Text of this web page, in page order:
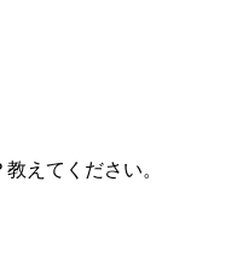
えてください。